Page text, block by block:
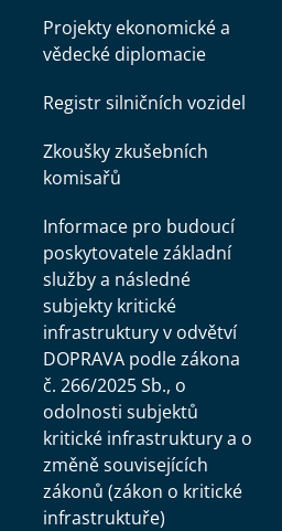
Projekty ekonomické a
vědecké diplomacie
Registr silničních vozidel
Zkoušky zkušebních
komisařů
Informace pro budoucí
poskytovatele základní
služby a následné
subjekty kritické
infrastruktury v odvětví
DOPRAVA podle zákona
č. 266/2025 Sb., o
odolnosti subjektů
kritické infrastruktury a o
změně souvisejících
zákonů (zákon o kritické
infrastruktuře)